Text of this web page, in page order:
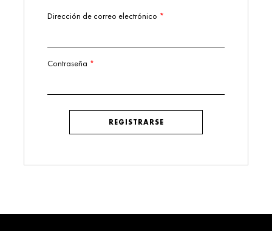
Dirección de correo electrónico *
Obligatorio
Contraseña *
Obligatorio
REGISTRARSE